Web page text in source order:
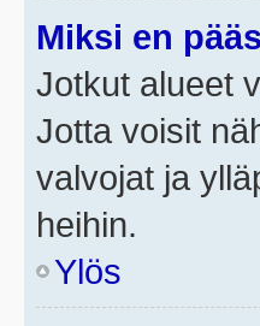
Miksi en
Jotkut alueet
Jotta voisit
valvojat ja
heihin.
Ylös